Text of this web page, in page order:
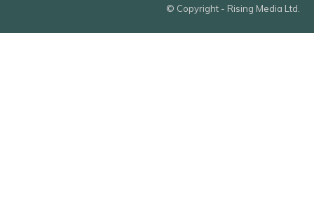
© Copyright - Rising Media Ltd.